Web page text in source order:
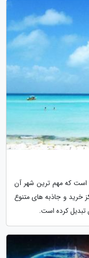
است که مهم ترین شهر آن
خرید و جاذبه های متنوع
تبدیل کرده است.